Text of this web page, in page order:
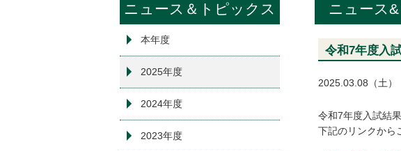
ニュース＆トピックス
本年度
2025年度
2024年度
2023年度
ニュース
令和7年度入
2025.03.08（土）
令和7年度入試結
下記のリンクから